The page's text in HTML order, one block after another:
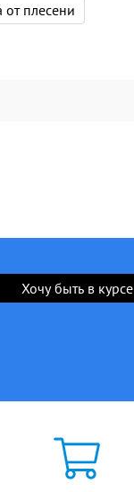
от плесени
Хочу быть в курсе